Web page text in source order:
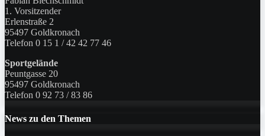
1. Vorsitzender
Erlenstraße 2
95497 Goldkronach
Telefon 0 15 1 / 42 42 77 46
Sportgelände
Peuntgasse 20
95497 Goldkronach
Telefon 0 92 73 / 83 86
News zu den Themen